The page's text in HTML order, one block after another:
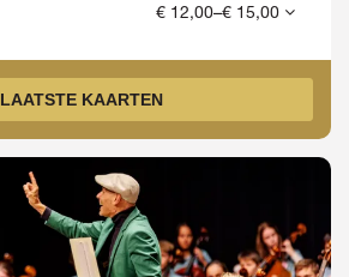
€ 12,00–€ 15,00
LAATSTE KAARTEN